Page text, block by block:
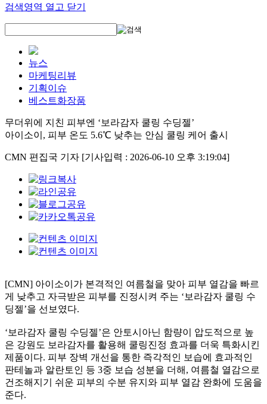
검색영역 열고 닫기
뉴스
마케팅리뷰
기획이슈
베스트화장품
무더위에 지친 피부엔 ‘보라감자 쿨링 수딩젤’
아이소이, 피부 온도 5.6℃ 낮추는 안심 쿨링 케어 출시
CMN 편집국 기자 [기사입력 : 2026-06-10 오후 3:19:04]
[CMN] 아이소이가 본격적인 여름철을 맞아 피부 열감을 빠르
게 낮추고 자극받은 피부를 진정시켜 주는 ‘보라감자 쿨링 수
딩젤’을 선보였다.
‘보라감자 쿨링 수딩젤’은 안토시아닌 함량이 압도적으로 높
은 강원도 보라감자를 활용해 쿨링진정 효과를 더욱 특화시킨
제품이다. 피부 장벽 개선을 통한 즉각적인 보습에 효과적인
판테놀과 알란토인 등 3중 보습 성분을 더해, 여름철 열감으로
건조해지기 쉬운 피부의 수분 유지와 피부 열감 완화에 도움을
준다.